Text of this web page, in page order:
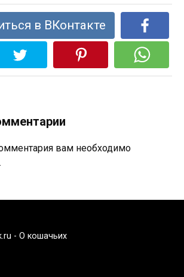
в ВКонтакте
вам необходимо
.
- О кошачьих